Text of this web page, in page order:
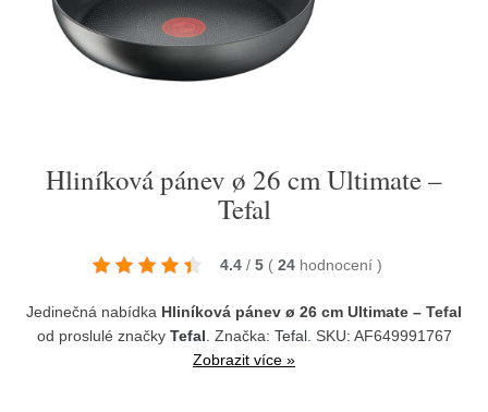
Hliníková pánev ø 26 cm Ultimate –
Tefal
4.4 / 5 ( 24 hodnocení )
Jedinečná nabídka Hliníková pánev ø 26 cm Ultimate – Tefal
od proslulé značky Tefal . Značka: Tefal. SKU: AF649991767
Zobrazit více »